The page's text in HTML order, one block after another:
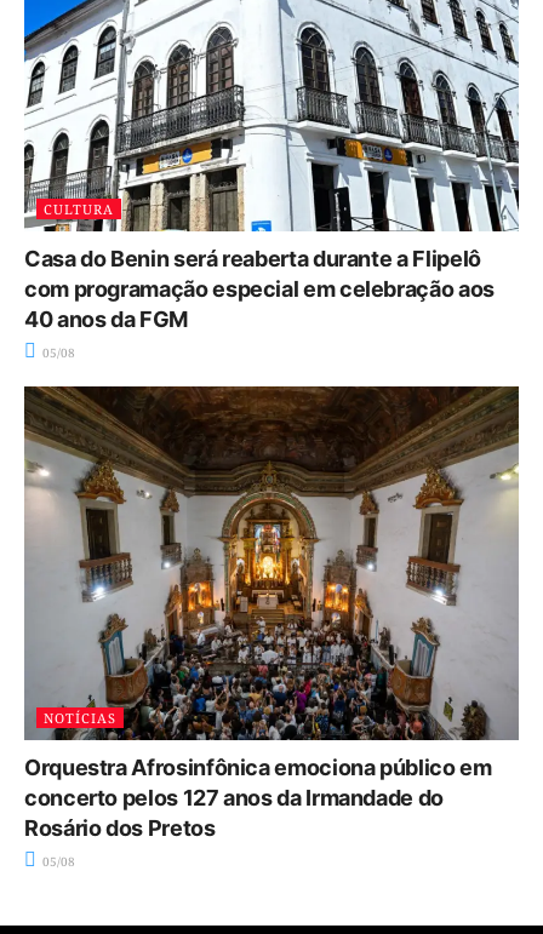
CULTURA
Casa do Benin será reaberta durante a Flipelô
com programação especial em celebração aos
40 anos da FGM
05/08
NOTÍCIAS
Orquestra Afrosinfônica emociona público em
concerto pelos 127 anos da Irmandade do
Rosário dos Pretos
05/08